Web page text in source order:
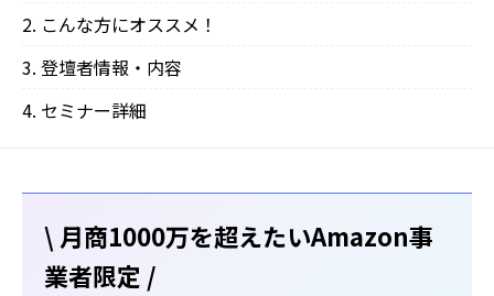
こんな方にオススメ！
登壇者情報・内容
セミナー詳細
\ 月商1000万を超えたいAmazon事
業者限定 /